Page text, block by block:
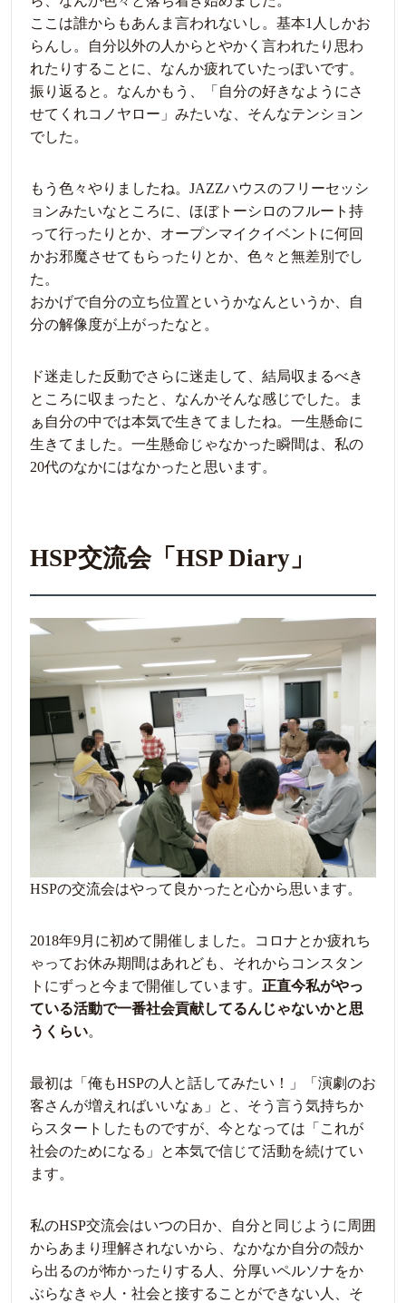
ここは誰からもあんま言われないし。基本1人しかお
らんし。自分以外の人からとやかく言われたり思わ
れたりすることに、なんか疲れていたっぽいです。
振り返ると。なんかもう、「自分の好きなようにさ
せてくれコノヤロー」みたいな、そんなテンション
でした。
もう色々やりましたね。JAZZハウスのフリーセッシ
ョンみたいなところに、ほぼトーシロのフルート持
って行ったりとか、オープンマイクイベントに何回
かお邪魔させてもらったりとか、色々と無差別でし
た。
おかげで自分の立ち位置というかなんというか、自
分の解像度が上がったなと。
ド迷走した反動でさらに迷走して、結局収まるべき
ところに収まったと、なんかそんな感じでした。ま
ぁ自分の中では本気で生きてましたね。一生懸命に
生きてました。一生懸命じゃなかった瞬間は、私の
20代のなかにはなかったと思います。
HSP交流会「HSP Diary」
HSPの交流会はやって良かったと心から思います。
2018年9月に初めて開催しました。コロナとか疲れち
ゃってお休み期間はあれども、それからコンスタン
トにずっと今まで開催しています。 正直今私がやっ
ている活動で一番社会貢献してるんじゃないかと思
うくらい。
最初は「俺もHSPの人と話してみたい！」「演劇のお
客さんが増えればいいなぁ」と、そう言う気持ちか
らスタートしたものですが、今となっては「これが
社会のためになる」と本気で信じて活動を続けてい
ます。
私のHSP交流会はいつの日か、自分と同じように周囲
からあまり理解されないから、なかなか自分の殻か
ら出るのが怖かったりする人、分厚いペルソナをか
ぶらなきゃ人・社会と接することができない人、そ